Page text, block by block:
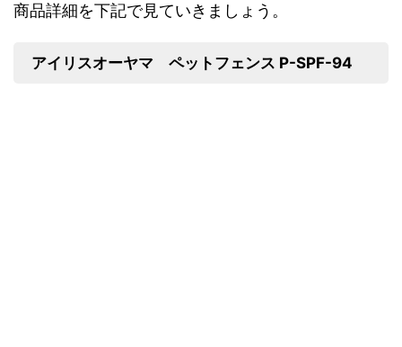
商品詳細を下記で見ていきましょう。
アイリスオーヤマ ペットフェンス P-SPF-94